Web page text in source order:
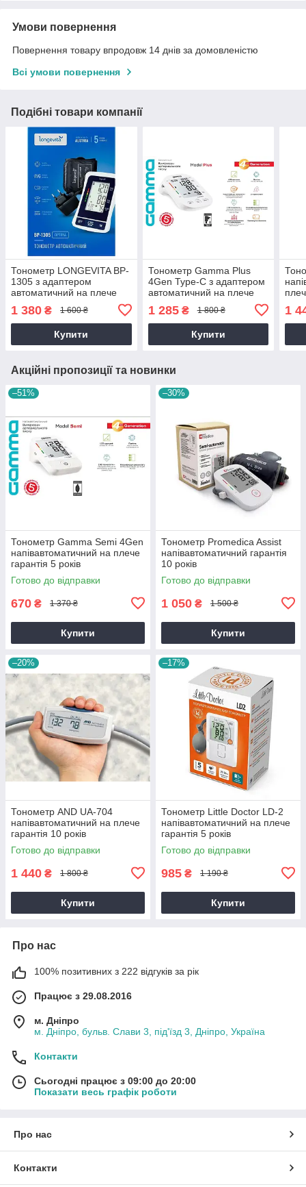
Умови повернення
Повернення товару впродовж 14 днів за домовленістю
Всі умови повернення
Подібні товари компанії
Тонометр LONGEVITA BP-
1305 з адаптером
автоматичний на плече
1 380 ₴ 1 600 ₴
Купити
Тонометр Gamma Plus
4Gen Type-C з адаптером
автоматичний на плече
1 285₴ 1 800 ₴
Купити
1
Акційні пропозиції та новинки
–51%
Тонометр Gamma Semi 4Gen
напівавтоматичний на плече
гарантія 5 років
Готово до відправки
670 ₴ 1 370 ₴
Купити
–30%
Тонометр Promedica Assist
напівавтоматичний гарантія
10 років
Готово до відправки
1 050 ₴ 1 500 ₴
Купити
–20%
Тонометр AND UA-704
напівавтоматичний на плече
гарантія 10 років
Готово до відправки
1 440 ₴ 1 800 ₴
Купити
–17%
Тонометр Little Doctor LD-2
напівавтоматичний на плече
гарантія 5 років
Готово до відправки
985 ₴ 1 190 ₴
Купити
Про нас
100% позитивних з 222 відгуків за рік
Працює з 29.08.2016
м. Дніпро
м. Дніпро, бульв. Слави 3, під'їзд 3, Дніпро, Україна
Контакти
Сьогодні працює з 09:00 до 20:00
Показати весь графік роботи
Про нас
Контакти